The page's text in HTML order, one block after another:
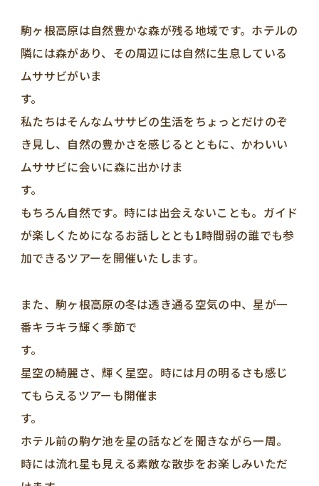
駒ヶ根高原は自然豊かな森が残る地域です。ホテルの
隣には森があり、その周辺には自然に生息している
ムササビがいま
私たちはそんなムササビの生活をちょっとだけのぞ
き見し、自然の豊かさを感じるとともに、かわいい
ムササビに会いに森に出かけま
す
もちろん自然です。時には出会えないことも。ガイド
が楽しくためになるお話しととも1時間弱の誰でも参
加できるツアーを開催いたします。
また、駒ヶ根高原の冬は透き通る空気の中、星が一
番キラキラ輝く季節で
星空の綺麗さ、輝く星空。時には月の明るさも感じ
てもらえるツアーも開催ま
ホテル前の駒ケ池を星の話などを聞きながら一周。
時には流れ星も見える素敵な散歩をお楽しみいただ